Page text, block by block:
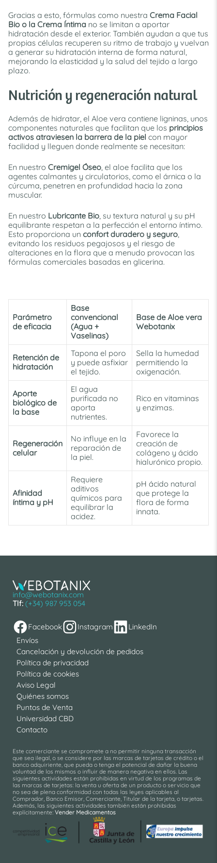
Gracias a esto, fórmulas como nuestra Crema Facial
Bio o la Crema Íntima no se limitan a aportar
hidratación desde el exterior. También ayudan a que tus
propias células recuperen su ritmo de trabajo y vuelvan
a generar su hidratación interna de forma natural,
mejorando la elasticidad y la salud del tejido a largo
plazo.
Nutrición y regeneración natural
Además de hidratar, el Aloe vera contiene ligninas, unos
componentes naturales que facilitan que los principios
activos atraviesen la barrera de la piel con mayor
facilidad y lleguen donde realmente se necesitan:
En nuestro Cremigel Óseo , el aloe facilita que los
agentes calmantes y circulatorios, como el árnica o la
cúrcuma, penetren en profundidad hacia la zona
muscular.
En nuestro Lubricante Bio, su textura natural y su pH
equilibrante respetan a la perfección el entorno íntimo.
Esto proporciona un confort duradero y seguro,
evitando los residuos pegajosos y el riesgo de
alteraciones en la flora que a menudo provocan las
fórmulas comerciales basadas en glicerina.
Parámetro
de eficacia
Base
convencional
(Agua +
Vaselinas)
Base de Aloe vera
Webotanix
Retención de
hidratación
Tapona el poro
y puede asfixiar
el tejido.
Sella la humedad
permitiendo la
oxigenación.
Aporte
biológico de
la base
El agua
purificada no
aporta
nutrientes.
Rico en vitaminas
y enzimas.
Regeneración
celular
No influye en la
reparación de
la piel.
Favorece la
creación de
colágeno y ácido
hialurónico propio.
Afinidad
íntima y pH
Requiere
aditivos
químicos para
equilibrar la
acidez.
pH ácido natural
que protege la
flora de forma
innata.
info@webotanix.com
Tlf: (+34) 987 953 054
Facebook Instagram
LinkedIn
Envíos
Cancelación y devolución de pedidos
Política de privacidad
Política de cookies
Aviso Legal
Quiénes somos
Puntos de Venta
Universidad CBD
Contacto
Este comerciante se compromete a no permitir ninguna transacción
que sea ilegal, o se considere por las marcas de tarjetas de crédito o el
banco adquiriente, que pueda o tenga el potencial de dañar la buena
voluntad de los mismos o influir de manera negativa en ellos. Las
siguientes actividades están prohibidas en virtud de los programas de
las marcas de tarjetas: la venta u oferta de un producto o servicio que
no sea de plena conformidad con todas las leyes aplicables al
Comprador, Banco Emisor, Comerciante, Titular de la tarjeta, o tarjetas.
Además, las siguientes actividades también están prohibidas
explícitamente: Vender Medicamentos